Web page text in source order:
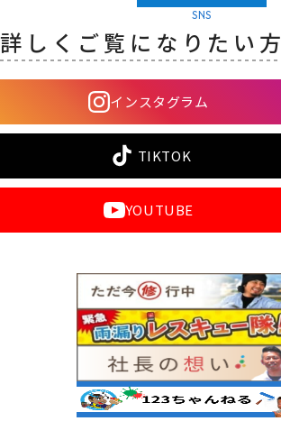
SNS
詳しくご覧になりたい方
インスタグラム
TIKTOK
YOUTUBE